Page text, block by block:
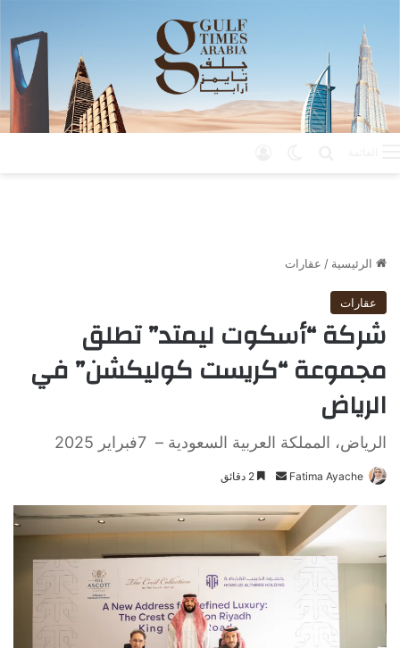
الرئيسية / عقارات
عقارات
شركة “أسكوت ليمتد” تطلق
مجموعة “كريست كوليكشن” في
الرياض
الرياض، المملكة العربية السعودية – 7فبراير 2025
Fatima Ayache
س
ر